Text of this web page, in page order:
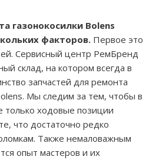
газонокосилки Bolens
факторов. Первое это
Сервисный центр РемБренд
склад, на котором всегда в
запчастей для ремонта
Мы следим за тем, чтобы в
только ходовые позиции
что достаточно редко
Также немаловажным
опыт мастеров и их